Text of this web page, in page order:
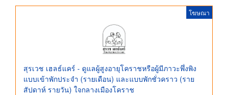
โฆษณา
สุรเวช เฮลธ์แคร์ - ดูแลผู้สูงอายุโคราชหรือผู้มีภาวะพึ่งพิง
แบบเข้าพักประจำ (รายเดือน) และแบบพักชั่วคราว (ราย
สัปดาห์ รายวัน) ใจกลางเมืองโคราช